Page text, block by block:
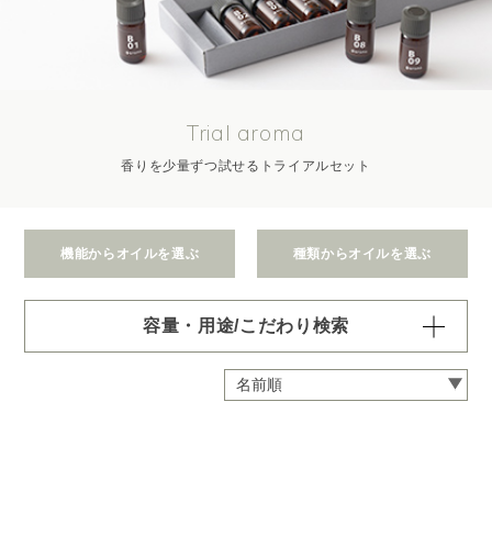
Trial aroma
香りを少量ずつ試せるトライアルセット
機能からオイルを選ぶ 種類からオイルを選ぶ
容量・用途/こだわり検索
用途・機能・種類 の項目ごとに選択肢からひとつずつ選
択できます。選択するたびに絞り込まれていき、項目内で